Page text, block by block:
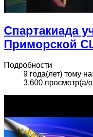
Спартакиада
Приморской
Подробности
9 года(лет) тому
3,600 просмотр(а/